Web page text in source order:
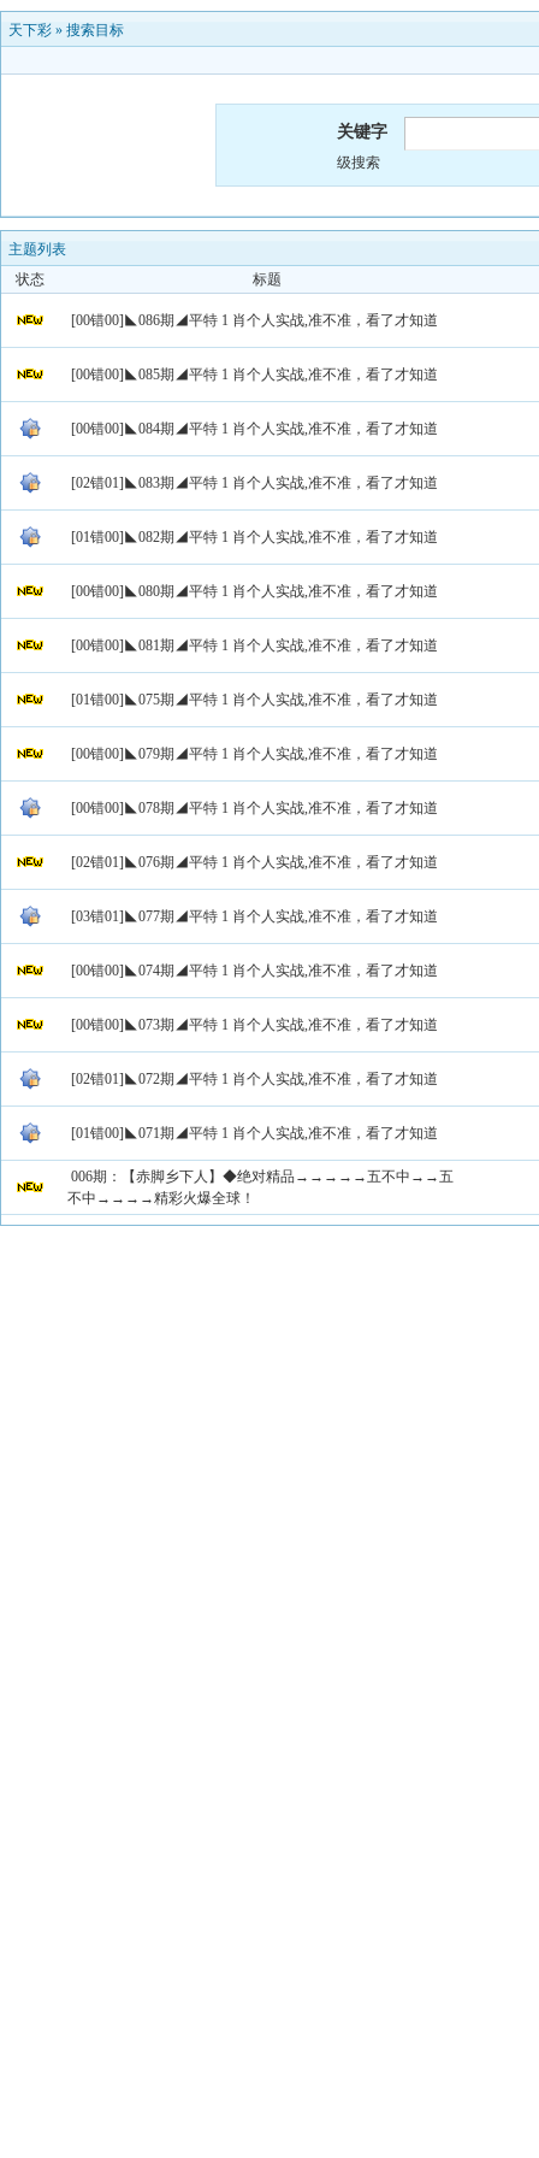
天下彩 » 搜索目标
关键字
级搜索
主题列表
状态
标题
[00错00]◣086期◢平特 1 肖个人实战,准不准，看了才知道
[00错00]◣085期◢平特 1 肖个人实战,准不准，看了才知道
[00错00]◣084期◢平特 1 肖个人实战,准不准，看了才知道
[02错01]◣083期◢平特 1 肖个人实战,准不准，看了才知道
[01错00]◣082期◢平特 1 肖个人实战,准不准，看了才知道
[00错00]◣080期◢平特 1 肖个人实战,准不准，看了才知道
[00错00]◣081期◢平特 1 肖个人实战,准不准，看了才知道
[01错00]◣075期◢平特 1 肖个人实战,准不准，看了才知道
[00错00]◣079期◢平特 1 肖个人实战,准不准，看了才知道
[00错00]◣078期◢平特 1 肖个人实战,准不准，看了才知道
[02错01]◣076期◢平特 1 肖个人实战,准不准，看了才知道
[03错01]◣077期◢平特 1 肖个人实战,准不准，看了才知道
[00错00]◣074期◢平特 1 肖个人实战,准不准，看了才知道
[00错00]◣073期◢平特 1 肖个人实战,准不准，看了才知道
[02错01]◣072期◢平特 1 肖个人实战,准不准，看了才知道
[01错00]◣071期◢平特 1 肖个人实战,准不准，看了才知道
006期：【赤脚乡下人】◆绝对精品→→→→→五不中→→五
不中→→→→精彩火爆全球！